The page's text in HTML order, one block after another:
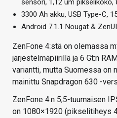
sensori, 1,12 um
3300 Ah akku, USB Type-C,
Android 7.1.1 Nougat &
ZenFone 4:stä on olemassa
järjestelmäpiirillä ja 6 Gt:n
variantti, mutta Suomessa on
mainittu Snapdragon 630 -
ZenFone 4:n 5,5-tuumaisen
on 1080×1920 (pikselitiheys